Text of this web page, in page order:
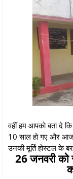
वहीं हम आपको बता दे
10 साल हो गए और आज
उनकी मूर्ति होस्टल के
26 जनवरी को